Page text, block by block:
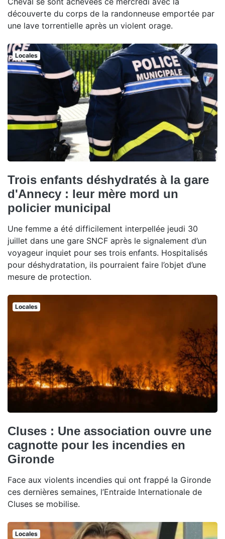
découverte du corps de la randonneuse emportée par
une lave torrentielle après un violent orage.
Locales
Trois enfants déshydratés à la gare
d'Annecy : leur mère mord un
policier municipal
Une femme a été difficilement interpellée jeudi 30
juillet dans une gare SNCF après le signalement d’un
voyageur inquiet pour ses trois enfants. Hospitalisés
pour déshydratation, ils pourraient faire l’objet d’une
mesure de protection.
Locales
Cluses : Une association ouvre une
cagnotte pour les incendies en
Gironde
Face aux violents incendies qui ont frappé la Gironde
ces dernières semaines, l’Entraide Internationale de
Cluses se mobilise.
Locales